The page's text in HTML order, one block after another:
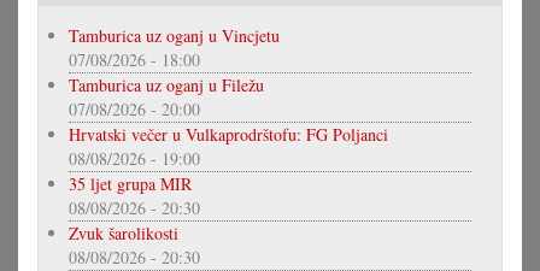
Tamburica uz oganj u Vincjetu
07/08/2026 - 18:00
Tamburica uz oganj u Filežu
07/08/2026 - 20:00
Hrvatski večer u Vulkaprodrštofu: FG Poljanci
08/08/2026 - 19:00
35 ljet grupa MIR
08/08/2026 - 20:30
Zvuk šarolikosti
08/08/2026 - 20:30